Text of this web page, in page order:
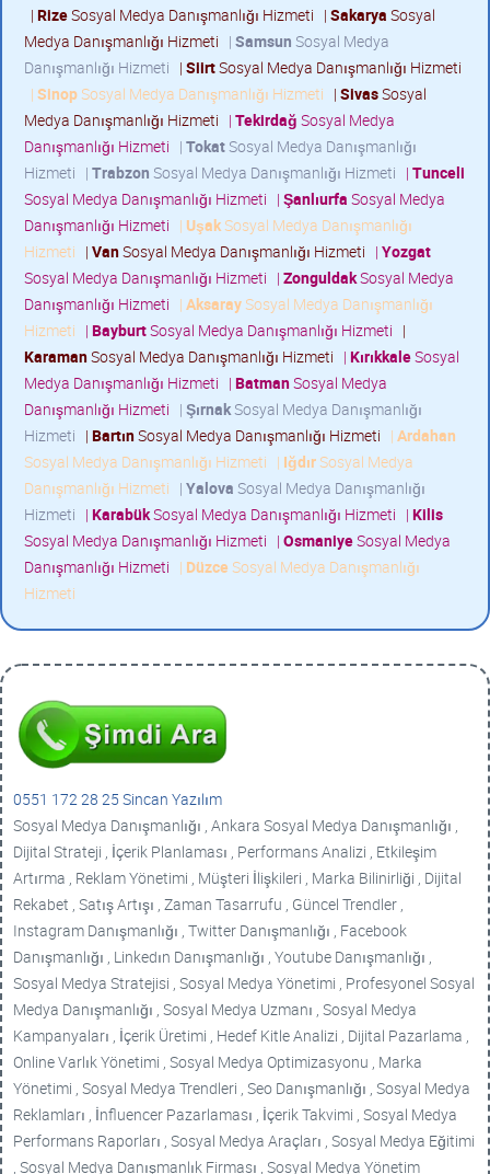
| RizeSosyal Medya Danışmanlığı Hizmeti | Sakarya Sosyal
Medya Danışmanlığı Hizmeti | Samsun Sosyal Medya
Danışmanlığı Hizmeti | SiirtSosyal Medya Danışmanlığı Hizmeti
| SinopSosyal Medya Danışmanlığı Hizmeti | SivasSosyal
Medya Danışmanlığı Hizmeti | Tekirdağ Sosyal Medya
Danışmanlığı Hizmeti | TokatSosyal Medya Danışmanlığı
Hizmeti | Trabzon Sosyal Medya Danışmanlığı Hizmeti | Tunceli
Sosyal Medya Danışmanlığı Hizmeti | Şanlıurfa Sosyal Medya
Danışmanlığı Hizmeti | UşakSosyal Medya Danışmanlığı
Hizmeti | VanSosyal Medya Danışmanlığı Hizmeti | Yozgat
Sosyal Medya Danışmanlığı Hizmeti | ZonguldakSosyal Medya
Danışmanlığı Hizmeti | AksaraySosyal Medya Danışmanlığı
Hizmeti | BayburtSosyal Medya Danışmanlığı Hizmeti |
KaramanSosyal Medya Danışmanlığı Hizmeti | KırıkkaleSosyal
Medya Danışmanlığı Hizmeti | BatmanSosyal Medya
Danışmanlığı Hizmeti | ŞırnakSosyal Medya Danışmanlığı
Hizmeti | BartınSosyal Medya Danışmanlığı Hizmeti | Ardahan
Sosyal Medya Danışmanlığı Hizmeti | IğdırSosyal Medya
Danışmanlığı Hizmeti | Yalova Sosyal Medya Danışmanlığı
Hizmeti | KarabükSosyal Medya Danışmanlığı Hizmeti | Kilis
Sosyal Medya Danışmanlığı Hizmeti | OsmaniyeSosyal Medya
Danışmanlığı Hizmeti | Düzce Sosyal Medya Danışmanlığı
Hizmeti
0551 172 28 25 Sincan Yazılım
Sosyal Medya Danışmanlığı , Ankara Sosyal Medya Danışmanlığı ,
Dijital Strateji , İçerik Planlaması , Performans Analizi , Etkileşim
Artırma , Reklam Yönetimi , Müşteri İlişkileri , Marka Bilinirliği , Dijital
Rekabet , Satış Artışı , Zaman Tasarrufu , Güncel Trendler ,
Instagram Danışmanlığı , Twitter Danışmanlığı , Facebook
Danışmanlığı , Linkedın Danışmanlığı , Youtube Danışmanlığı ,
Sosyal Medya Stratejisi , Sosyal Medya Yönetimi , Profesyonel Sosyal
Medya Danışmanlığı , Sosyal Medya Uzmanı , Sosyal Medya
Kampanyaları , İçerik Üretimi , Hedef Kitle Analizi , Dijital Pazarlama ,
Online Varlık Yönetimi , Sosyal Medya Optimizasyonu , Marka
Yönetimi , Sosyal Medya Trendleri , Seo Danışmanlığı , Sosyal Medya
Reklamları , İnfluencer Pazarlaması , İçerik Takvimi , Sosyal Medya
Performans Raporları , Sosyal Medya Araçları , Sosyal Medya Eğitimi
, Sosyal Medya Danışmanlık Firması , Sosyal Medya Yönetim